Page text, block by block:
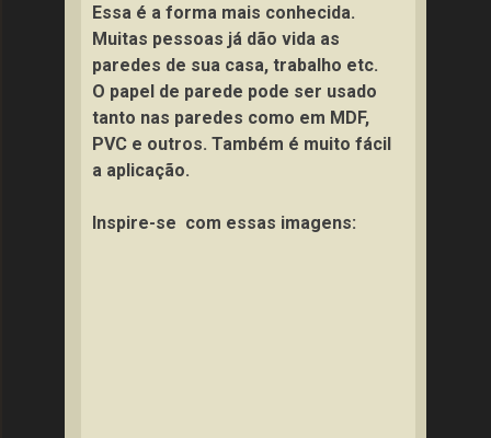
Essa é a forma mais conhecida.
Muitas pessoas já dão vida as
paredes de sua casa, trabalho etc.
O papel de parede pode ser usado
tanto nas paredes como em MDF,
PVC e outros. Também é muito fácil
a aplicação.
Inspire-se com essas imagens: